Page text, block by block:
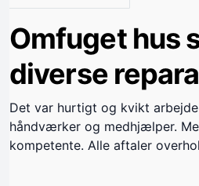
Omfuget hus
diverse
Det var hurtigt og kvikt
håndværker og medhjælper.
kompetente. Alle aftaler